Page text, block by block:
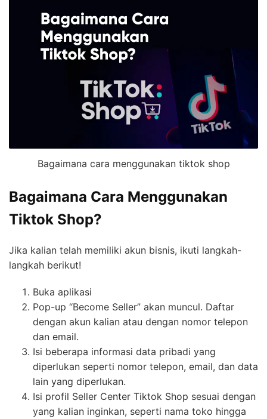
Bagaimana cara menggunakan tiktok shop
Bagaimana Cara Menggunakan
Tiktok Shop?
Jika kalian telah memiliki akun bisnis, ikuti langkah-
langkah berikut!
Buka aplikasi
Pop-up “Become Seller” akan muncul. Daftar
dengan akun kalian atau dengan nomor telepon
dan email.
Isi beberapa informasi data pribadi yang
diperlukan seperti nomor telepon, email, dan data
lain yang diperlukan.
Isi profil Seller Center Tiktok Shop sesuai dengan
yang kalian inginkan, seperti nama toko hingga